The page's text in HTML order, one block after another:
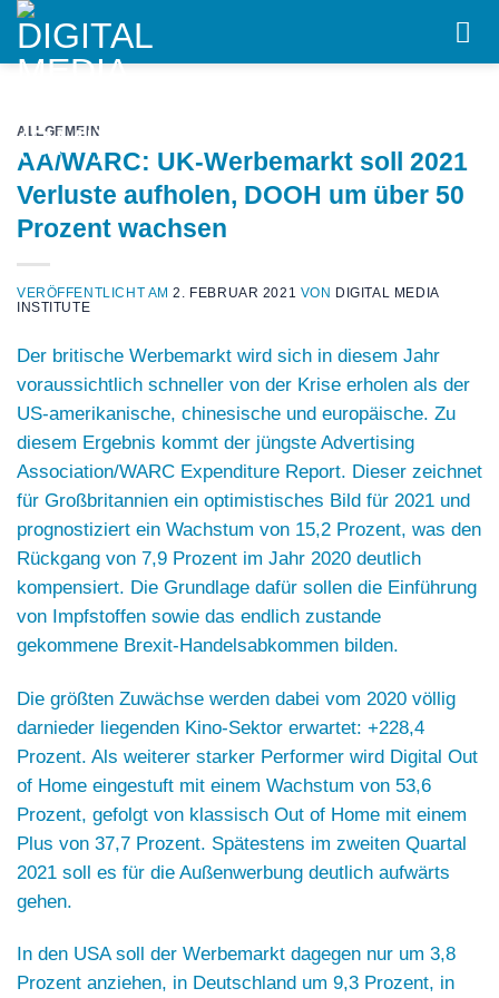
Skip
content
ALLGEMEIN
AA/WARC: UK-Werbemarkt soll 2021
Verluste aufholen, DOOH um über 50
Prozent wachsen
VERÖFFENTLICHT AM2. FEBRUAR 2021 VON DIGITAL MEDIA
INSTITUTE
Der britische Werbemarkt wird sich in diesem Jahr
voraussichtlich schneller von der Krise erholen als der
US-amerikanische, chinesische und europäische. Zu
diesem Ergebnis kommt der jüngste Advertising
Association/WARC Expenditure Report. Dieser zeichnet
für Großbritannien ein optimistisches Bild für 2021 und
prognostiziert ein Wachstum von 15,2 Prozent, was den
Rückgang von 7,9 Prozent im Jahr 2020 deutlich
kompensiert. Die Grundlage dafür sollen die Einführung
von Impfstoffen sowie das endlich zustande
gekommene Brexit-Handelsabkommen bilden.
Die größten Zuwächse werden dabei vom 2020 völlig
darnieder liegenden Kino-Sektor erwartet: +228,4
Prozent. Als weiterer starker Performer wird Digital Out
of Home eingestuft mit einem Wachstum von 53,6
Prozent, gefolgt von klassisch Out of Home mit einem
Plus von 37,7 Prozent. Spätestens im zweiten Quartal
2021 soll es für die Außenwerbung deutlich aufwärts
gehen.
In den USA soll der Werbemarkt dagegen nur um 3,8
Prozent anziehen, in Deutschland um 9,3 Prozent, in